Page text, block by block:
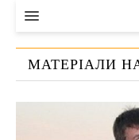
ВЛАДА
ЕКОНОМІКА
МАТЕРІАЛИ